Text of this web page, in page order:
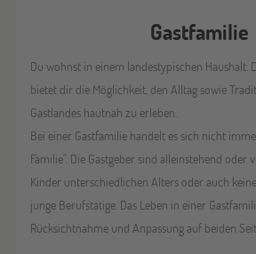
Gastfamilie
Du wohnst in einem landestypischen Haushalt.
bietet dir die Möglichkeit, den Alltag sowie
Gastlandes hautnah zu erleben.
Bei einer Gastfamilie handelt es sich nicht
Familie". Die Gastgeber sind alleinstehend oder
Kinder unterschiedlichen Alters oder auch
junge Berufstätige. Das Leben in einer
Rücksichtnahme und Anpassung auf beiden